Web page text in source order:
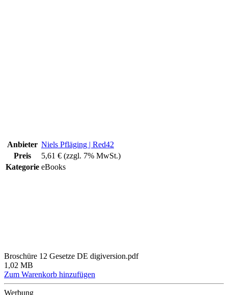
Anbieter Niels Pfläging | Red42
Preis
5,61 € (zzgl. 7% MwSt.)
Kategorie eBooks
Broschüre 12 Gesetze DE digiversion.pdf
1,02 MB
Zum Warenkorb hinzufügen
Werbung